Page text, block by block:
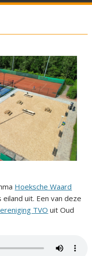
Hoeksche Waard
uit. Een van deze
TVO uit Oud